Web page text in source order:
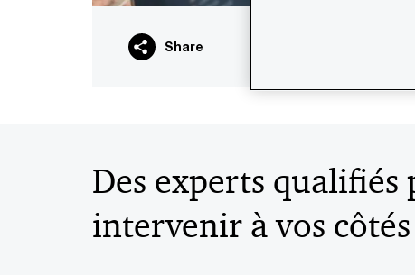
Share
Des experts qualifiés
intervenir à vos côtés